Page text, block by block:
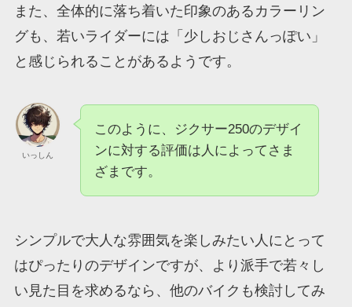
また、全体的に落ち着いた印象のあるカラーリン
グも、若いライダーには「少しおじさんっぽい」
と感じられることがあるようです。
いっしん
このように、ジクサー250のデザイ
ンに対する評価は人によってさま
ざまです。
シンプルで大人な雰囲気を楽しみたい人にとって
はぴったりのデザインですが、より派手で若々し
い見た目を求めるなら、他のバイクも検討してみ